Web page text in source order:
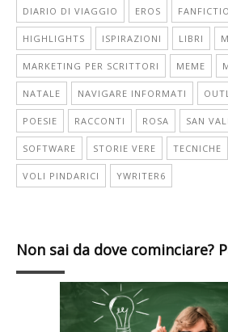
DIARIO DI VIAGGIO EROS
HIGHLIGHTS ISPIRAZIONI LIBRI
MARKETING PER SCRITTORI MEME
NATALE NAVIGARE INFORMATI
POESIE RACCONTI ROSA SAN
SOFTWARE STORIE VERE TECNICHE
VOLI PINDARICI YWRITER6
Non sai da dove cominciare?